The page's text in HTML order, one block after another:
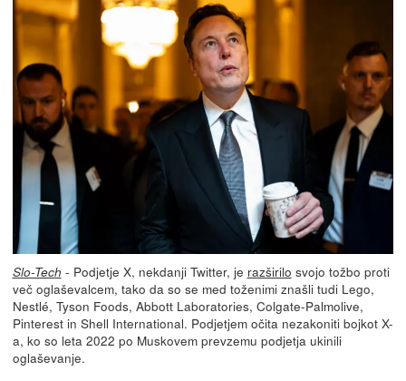
Slo-Tech - Podjetje X, nekdanji Twitter, je razširilo svojo tožbo proti
več oglaševalcem, tako da so se med toženimi znašli tudi Lego,
Nestlé, Tyson Foods, Abbott Laboratories, Colgate-Palmolive,
Pinterest in Shell International. Podjetjem očita nezakoniti bojkot X-
a, ko so leta 2022 po Muskovem prevzemu podjetja ukinili
oglaševanje.